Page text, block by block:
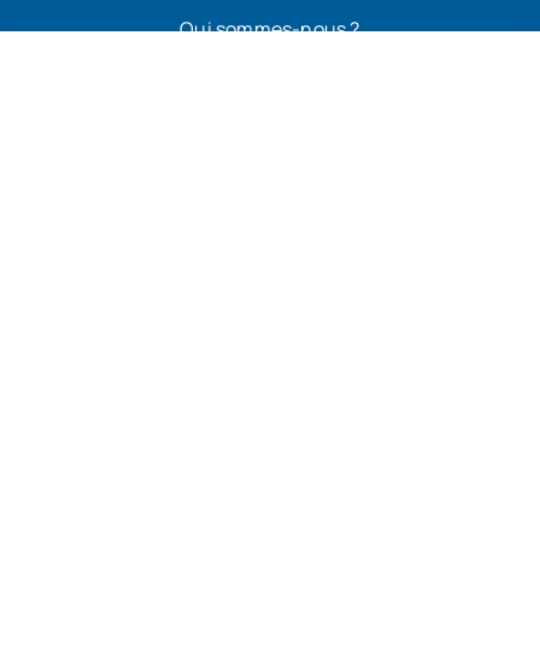
Qui sommes-nous ?